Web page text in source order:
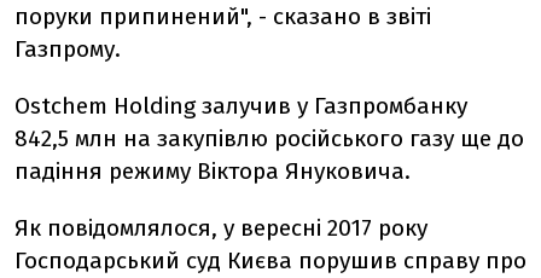
поруки припинений", - сказано в звіті
Газпрому.
Ostchem Holding залучив у Газпромбанку
842,5 млн на закупівлю російського газу ще до
падіння режиму Віктора Януковича.
Як повідомлялося, у вересні 2017 року
Господарський суд Києва порушив справу про